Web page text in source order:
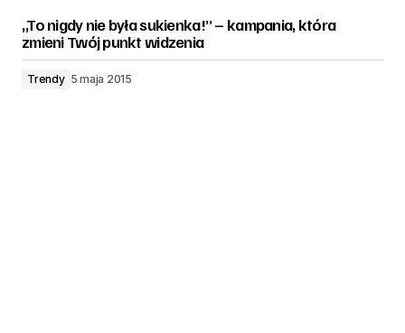
„To nigdy nie była sukienka!” – kampania, która
zmieni Twój punkt widzenia
Trendy 5 maja 2015